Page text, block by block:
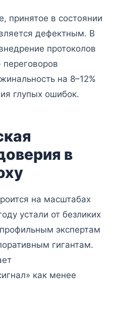
принятое в состоянии
дефектным. В
протоколов
переговоров
на 8–12%
глупых ошибок.
в
на масштабах
устали от безликих
экспертам
гигантам.
как менее